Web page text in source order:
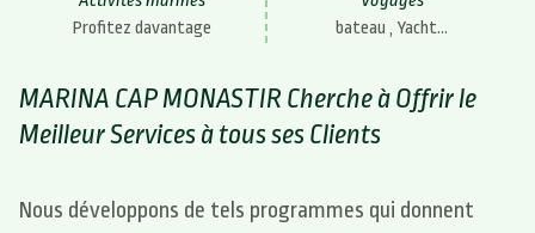
Profitez davantage
bateau , Yacht...
MARINA CAP MONASTIR Cherche à Offrir le
Meilleur Services à tous ses Clients
Nous développons de tels programmes qui donnent